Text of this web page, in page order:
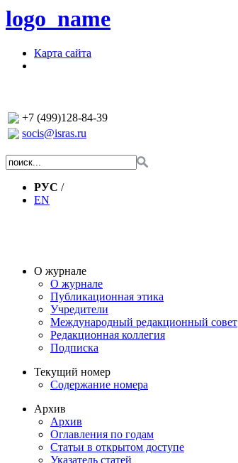
logo_name
Карта сайта
+7 (499)128-84-39
socis@isras.ru
РУС /
EN
О журнале
О журнале
Публикационная этика
Учредители
Международный редакционный совет
Редакционная коллегия
Подписка
Текущий номер
Содержание номера
Архив
Архив
Оглавления по годам
Статьи в открытом доступе
Указатель статей